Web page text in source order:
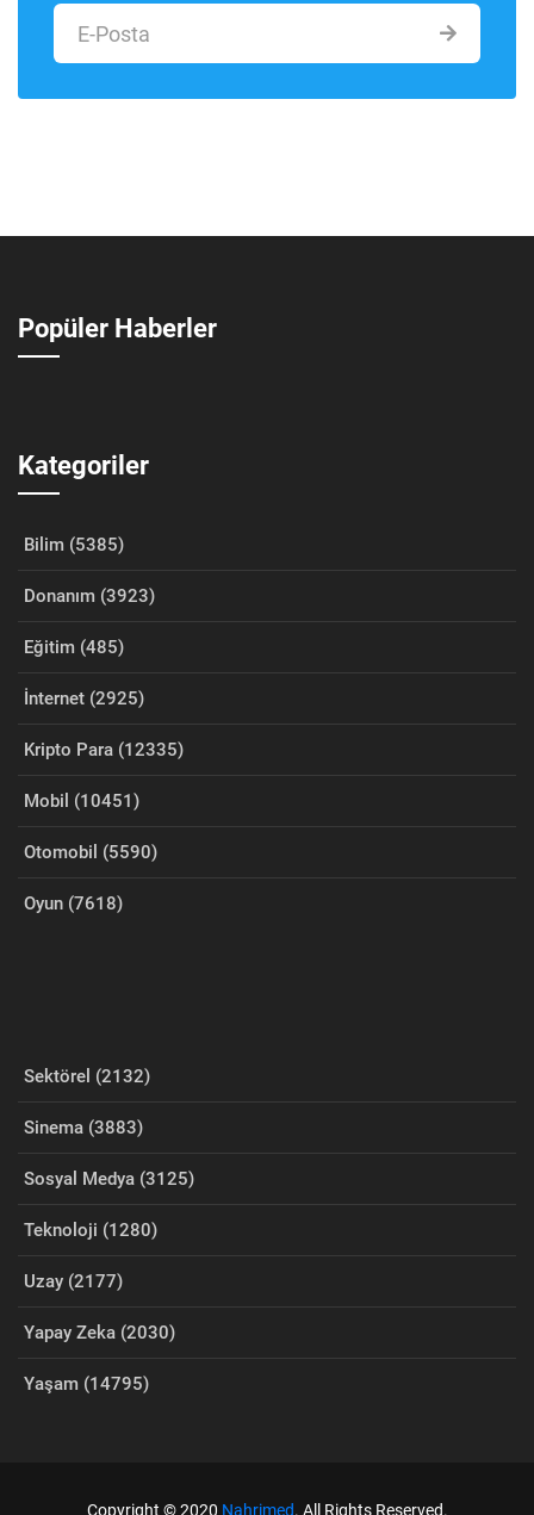
Popüler Haberler
Kategoriler
Bilim (5385)
Donanım (3923)
Eğitim (485)
İnternet (2925)
Kripto Para (12335)
Mobil (10451)
Otomobil (5590)
Oyun (7618)
Sektörel (2132)
Sinema (3883)
Sosyal Medya (3125)
Teknoloji (1280)
Uzay (2177)
Yapay Zeka (2030)
Yaşam (14795)
Copyright © 2020 Nahrimed. All Rights Reserved.